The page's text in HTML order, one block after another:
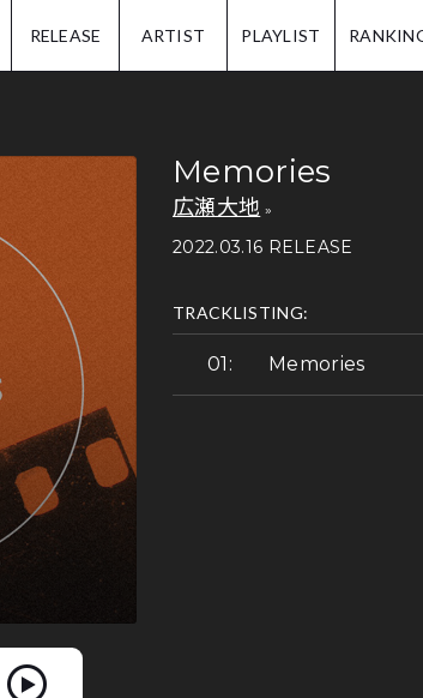
RELEASE ARTIST PLAYLIST
Memories
広瀬大地
2022.03.16 RELEASE
TRACKLISTING:
Memories